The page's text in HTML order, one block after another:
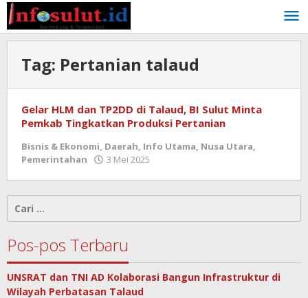
Lewati
ke
konten
Tag: Pertanian talaud
Gelar HLM dan TP2DD di Talaud, BI Sulut Minta
Pemkab Tingkatkan Produksi Pertanian
Bisnis & Ekonomi, Daerah, Info Utama, Nusa Utara,
Pemerintahan
3 Mei 2025
untuk:
Pos-pos Terbaru
UNSRAT dan TNI AD Kolaborasi Bangun Infrastruktur di
Wilayah Perbatasan Talaud